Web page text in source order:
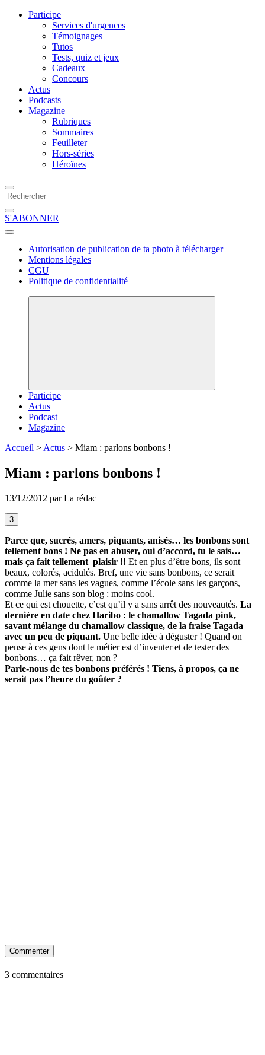
Participe
Services d'urgences
Témoignages
Tutos
Tests, quiz et jeux
Cadeaux
Concours
Actus
Podcasts
Magazine
Rubriques
Sommaires
Feuilleter
Hors-séries
Héroïnes
S'ABONNER
Autorisation de publication de ta photo à télécharger
Mentions légales
CGU
Politique de confidentialité
Participe
Actus
Podcast
Magazine
Accueil > Actus > Miam : parlons bonbons !
Miam : parlons bonbons !
13/12/2012 par La rédac
3
Parce que, sucrés, amers, piquants, anisés… les bonbons sont
tellement bons ! Ne pas en abuser, oui d’accord, tu le sais…
mais ça fait tellement plaisir !! Et en plus d’être bons, ils sont
beaux, colorés, acidulés. Bref, une vie sans bonbons, ce serait
comme la mer sans les vagues, comme l’école sans les garçons,
comme Julie sans son blog : moins cool.
Et ce qui est chouette, c’est qu’il y a sans arrêt des nouveautés. La
dernière en date chez Haribo : le chamallow Tagada pink,
savant mélange du chamallow classique, de la fraise Tagada
avec un peu de piquant. Une belle idée à déguster ! Quand on
pense à ces gens dont le métier est d’inventer et de tester des
bonbons… ça fait rêver, non ?
Parle-nous de tes bonbons préférés ! Tiens, à propos, ça ne
serait pas l’heure du goûter ?
Commenter
3 commentaires